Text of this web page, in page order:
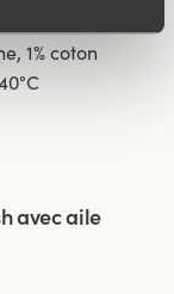
1% coton
1 of 11
Largeavec aile